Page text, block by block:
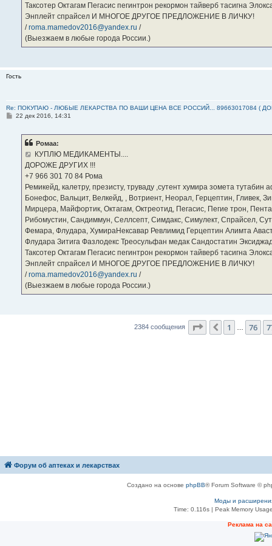
Таксотер Октагам Пегасис пегинтрон рекормон тайверб тасигна
Энплейт спрайсел И МНОГОЕ ДРУГОЕ ПРЕДЛОЖЕНИЕ В ЛИЧКУ!
/roma.mamedov2016@yandex.ru /
(Выезжаем в любые города России.)
Гость
Re: ПОКУПАЮ - ЛЮБЫЕ ЛЕКАРСТВА ПО ВАШИ ЦЕНА ВСЕ РОССИЙ... 89663017084 (
С22 дек 2016, 14:31
Ромаа:
КУПЛЮ МЕДИКАМЕНТЫ....
ДОРОЖЕ ДРУГИХ !!!
‪+7 966 301 70 84‬ Рома
Ремикейд, калетру, презисту, труваду ,сутент хумира зомета
Бонефос, Вальцит, Велкейд, , Вотриент, Неорал, Герцептин, Гливек,
Мирцера, Майфортик, Октагам, Октреотид, Пегасис, Пегие трон,
Рибомустин, Сандиммун, Селлсепт, Симдакс, Симулект, Спрайсел,
Фемара, Флудара, ХумираНексавар Ревлимид Герцептин Алимта
Флудара Зитига Фазлодекс Треосульфан медак Сандостатин
Таксотер Октагам Пегасис пегинтрон рекормон тайверб тасигна
Энплейт спрайсел И МНОГОЕ ДРУГОЕ ПРЕДЛОЖЕНИЕ В ЛИЧКУ!
/roma.mamedov2016@yandex.ru /
(Выезжаем в любые города России.)
2384 сообщения Страница 78из
Пред.
1 76
Форум об аптеках и лекарствах
Создано на основе phpBB® Forum Software ©
Моды и
Time: 0.116s | Peak Memory
Рeклама на